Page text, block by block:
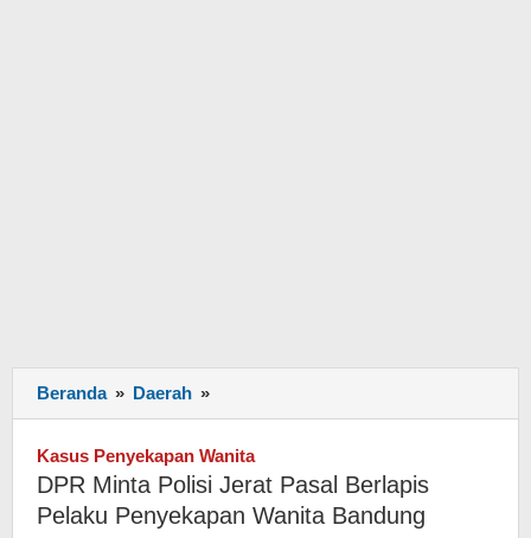
Beranda » Daerah »
Minta
Polisi
Pasal
Berlapis
Kasus Penyekapan Wanita
DPR Minta Polisi Jerat Pasal Berlapis
Pelaku Penyekapan Wanita Bandung